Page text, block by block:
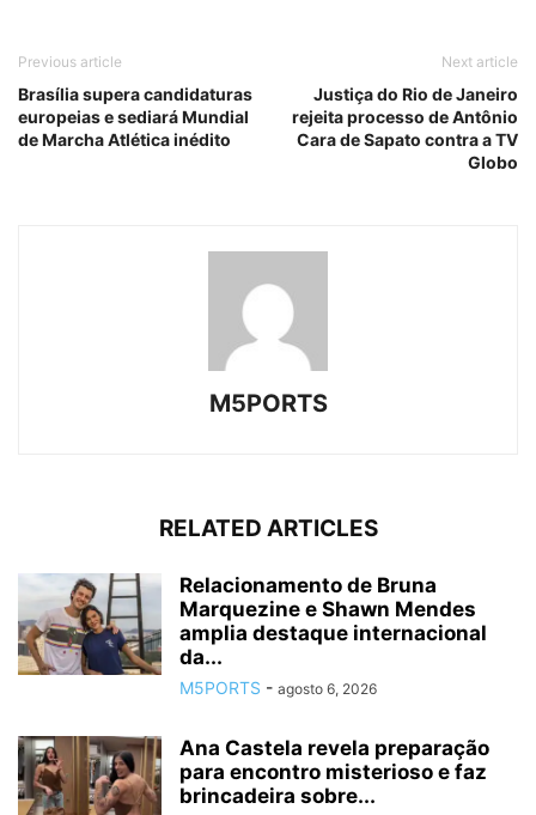
Previous article
Brasília supera candidaturas
europeias e sediará Mundial
de Marcha Atlética inédito
Next article
Justiça do Rio de Janeiro
rejeita processo de Antônio
Cara de Sapato contra a TV
Globo
M5PORTS
RELATED ARTICLES
Relacionamento de Bruna
Marquezine e Shawn Mendes
amplia destaque internacional
da...
M5PORTS - agosto 6, 2026
Ana Castela revela preparação
para encontro misterioso e faz
brincadeira sobre...